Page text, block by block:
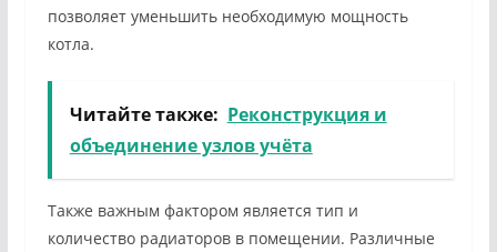
позволяет уменьшить необходимую мощность
котла.
Читайте также: Реконструкция и
объединение узлов учёта
Также важным фактором является тип и
количество радиаторов в помещении. Различные